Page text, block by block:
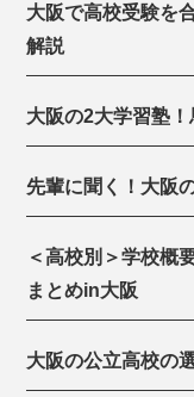
大阪で高校受験を
解説
大阪の2大学習塾
先輩に聞く！大阪
＜高校別＞学校概
まとめin大阪
大阪の公立高校の